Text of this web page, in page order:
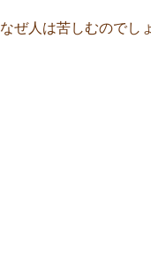
なぜ人は苦しむのでし